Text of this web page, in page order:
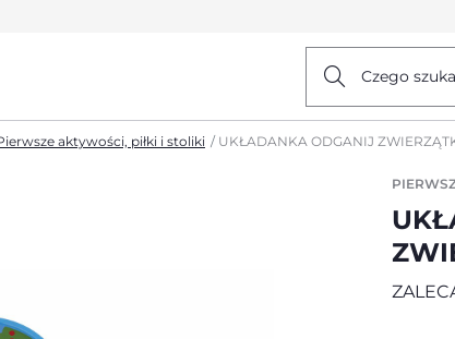
Czego
aktywości, piłki i stoliki UKŁADANKA ODGANIJ